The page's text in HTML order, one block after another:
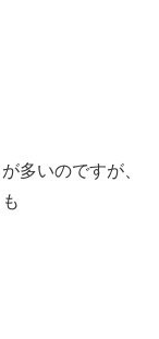
多いのですが、